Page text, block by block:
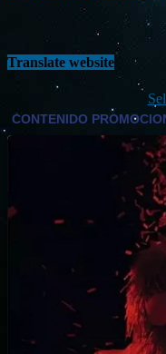
Translate website